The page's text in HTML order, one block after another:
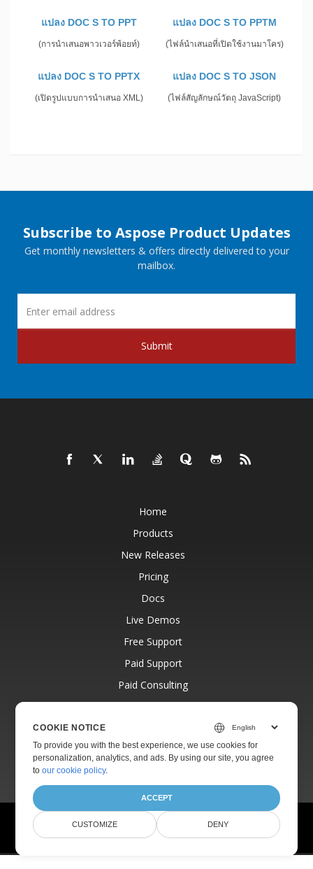
แปลง DOC S TO PPT
(การนำเสนอพาวเวอร์พ้อยท์)
แปลง DOC S TO PPTM
(ไฟล์นำเสนอที่เปิดใช้งานมาโคร)
แปลง DOC S TO PPTX
(เปิดรูปแบบการนำเสนอ XML)
แปลง DOC S TO JSON
(ไฟล์สัญลักษณ์วัตถุ JavaScript)
Subscribe to Aspose Product Updates
Get monthly newsletters & offers directly delivered to your
mailbox.
Submit
Home
Products
New Releases
Pricing
Docs
Live Demos
Free Support
Paid Support
Paid Consulting
Blog
About
© Aspose Pty Ltd 2001-2026.
All Rights Reserved.
Terms of use
COOKIE NOTICE
To provide you with the best experience, we use cookies for
personalization, analytics, and ads. By using our site, you agree
toour cookie policy.
ACCEPT
CUSTOMIZE DENY